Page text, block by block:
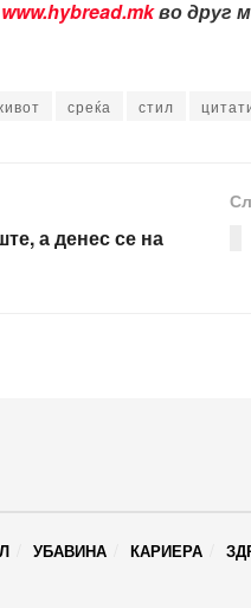
www.hybread.mkво друг
среќа стил
а денес се на
УБАВИНА КАРИЕРА